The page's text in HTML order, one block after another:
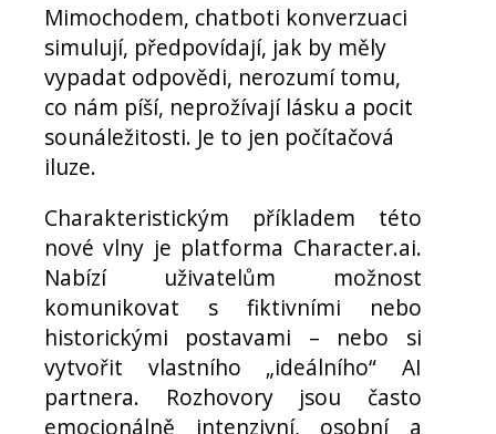
Mimochodem, chatboti konverzuaci
simulují, předpovídají, jak by měly
vypadat odpovědi, nerozumí tomu,
co nám píší, neprožívají lásku a pocit
sounáležitosti. Je to jen počítačová
iluze.
Charakteristickým příkladem této
nové vlny je platforma Character.ai.
Nabízí uživatelům možnost
komunikovat s fiktivními nebo
historickými postavami – nebo si
vytvořit vlastního „ideálního“ AI
partnera. Rozhovory jsou často
emocionálně intenzivní, osobní a